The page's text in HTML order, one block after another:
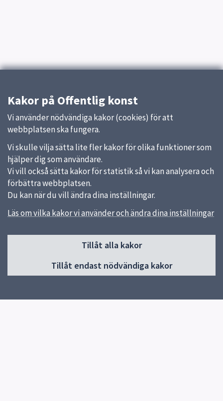
Kakor på Offentlig konst
Vi använder nödvändiga kakor (cookies) för att
webbplatsen ska fungera.
Vi skulle vilja sätta lite fler kakor för olika funktioner som
hjälper dig som användare.
Vi vill också sätta kakor för statistik så vi kan analysera och
förbättra webbplatsen.
Du kan när du vill ändra dina inställningar.
Läs om vilka kakor vi använder och ändra dina inställningar
Tillåt alla kakor
Tillåt endast nödvändiga kakor
Sidfot